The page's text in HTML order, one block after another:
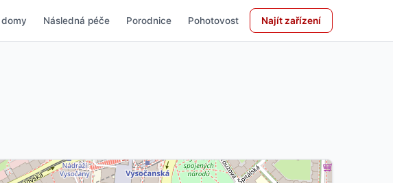
Následná péče Porodnice Pohotovost Najít zařízení